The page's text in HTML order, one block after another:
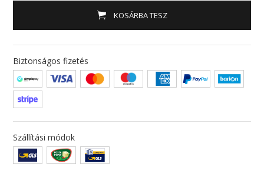
KOSÁRBA TESZ
Biztonságos fizetés
Szállítási módok